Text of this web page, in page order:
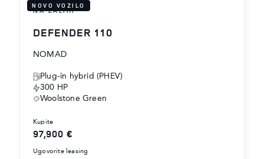
NOVO VOZILO
NA ZALIHI
DEFENDER 110
NOMAD
Plug-in hybrid (PHEV)
300 HP
Woolstone Green
kupite
97,900 €
ugovorite leasing